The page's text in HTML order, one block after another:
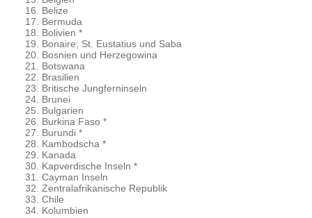
Belize
Bermuda
Bolivien *
Bonaire; St. Eustatius und Saba
Bosnien und Herzegowina
Botswana
Brasilien
Britische Jungferninseln
Brunei
Bulgarien
Burkina Faso *
Burundi *
Kambodscha *
Kanada
Kapverdische Inseln *
Cayman Inseln
Zentralafrikanische Republik
Chile
Kolumbien